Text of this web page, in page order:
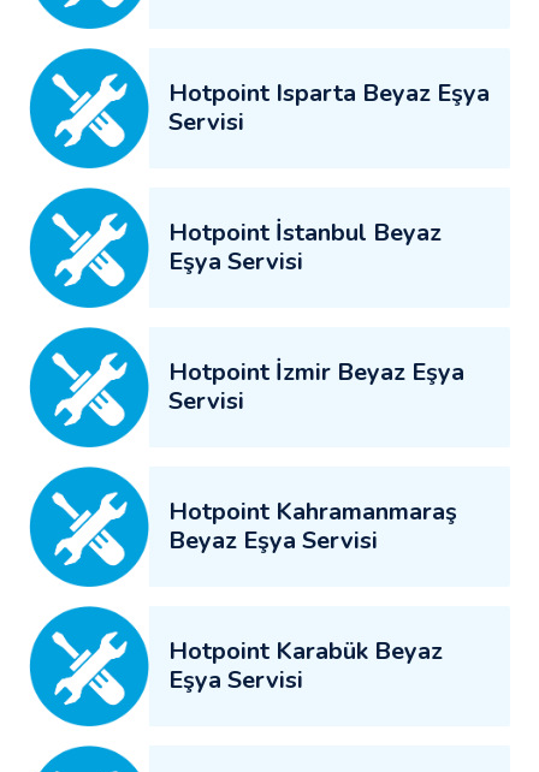
Hotpoint Isparta Beyaz Eşya
Servisi
Hotpoint İstanbul Beyaz
Eşya Servisi
Hotpoint İzmir Beyaz Eşya
Servisi
Hotpoint Kahramanmaraş
Beyaz Eşya Servisi
Hotpoint Karabük Beyaz
Eşya Servisi